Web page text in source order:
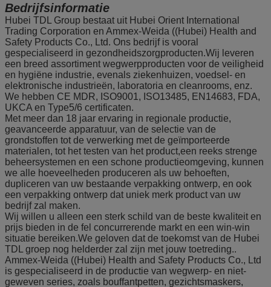
Bedrijfsinformatie
Hubei TDL Group bestaat uit Hubei Orient International
Trading Corporation en Ammex-Weida ((Hubei) Health and
Safety Products Co., Ltd. Ons bedrijf is vooral
gespecialiseerd in gezondheidszorgproducten.Wij leveren
een breed assortiment wegwerpproducten voor de veiligheid
en hygiëne industrie, evenals ziekenhuizen, voedsel- en
elektronische industrieën, laboratoria en cleanrooms, enz.
We hebben CE MDR, ISO9001, ISO13485, EN14683, FDA,
UKCA en Type5/6 certificaten.
Met meer dan 18 jaar ervaring in regionale productie,
geavanceerde apparatuur, van de selectie van de
grondstoffen tot de verwerking met de geïmporteerde
materialen, tot het testen van het product,een reeks strenge
beheersystemen en een schone productieomgeving, kunnen
we alle hoeveelheden produceren als uw behoeften,
dupliceren van uw bestaande verpakking ontwerp, en ook
een verpakking ontwerp dat uniek merk product van uw
bedrijf zal maken.
Wij willen u alleen een sterk schild van de beste kwaliteit en
prijs bieden in de fel concurrerende markt en een win-win
situatie bereiken.We geloven dat de toekomst van de Hubei
TDL groep nog helderder zal zijn met jouw toetreding..
Ammex-Weida ((Hubei) Health and Safety Products Co., Ltd
is gespecialiseerd in de productie van wegwerp- en niet-
geweven series, zoals bouffantpetten, gezichtsmaskers,